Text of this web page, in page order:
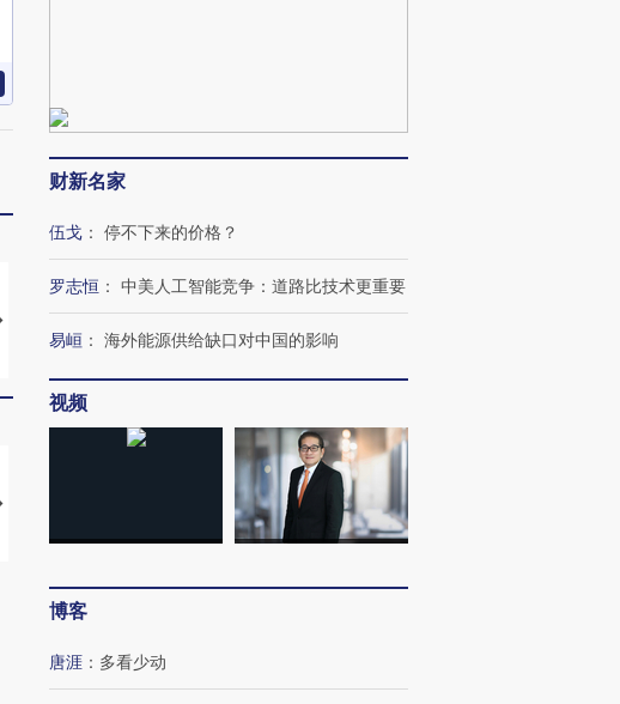
马航飞行员跨国走私7万
粒摇头丸 尿检体内含3种
度Z世代 用街头抗争将教
【推广】走进第四届链博
【特别呈现】寻找100种
有意思的生活方式·第三对
【商旅对话】华住集团
CFO：不靠规模取胜，华
住三大增长引擎是什么？
财新名家
伍戈 ： 停不下来的价格？
罗志恒 ： 中美人工智能竞争：道路比技术更重要
易峘 ： 海外能源供给缺口对中国的影响
视频
博客
唐涯 ： 多看少动